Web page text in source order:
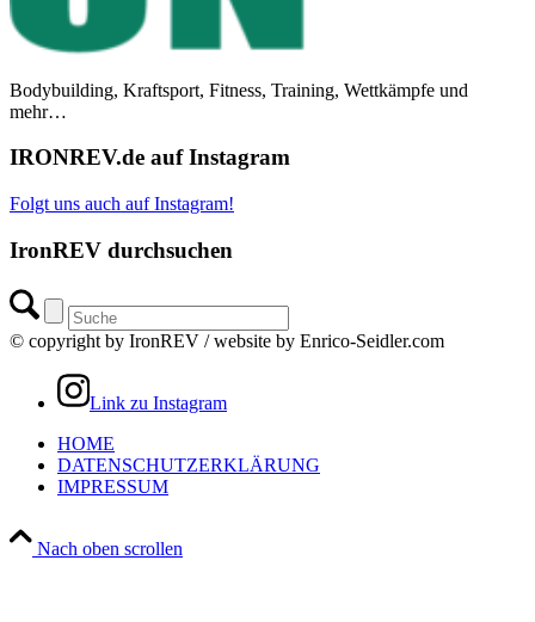
Bodybuilding, Kraftsport, Fitness, Training, Wettkämpfe und
mehr…
IRONREV.de auf Instagram
Folgt uns auch auf Instagram!
IronREV durchsuchen
© copyright by IronREV / website by Enrico-Seidler.com
Link zu Instagram
HOME
DATENSCHUTZERKLÄRUNG
IMPRESSUM
Nach oben scrollen